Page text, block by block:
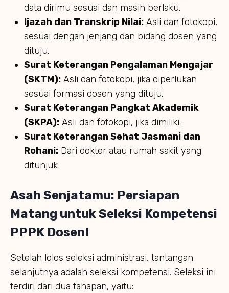
data dirimu sesuai dan masih berlaku.
Ijazah dan Transkrip Nilai: Asli dan fotokopi,
sesuai dengan jenjang dan bidang dosen yang
dituju.
Surat Keterangan Pengalaman Mengajar
(SKTM): Asli dan fotokopi, jika diperlukan
sesuai formasi dosen yang dituju.
Surat Keterangan Pangkat Akademik
(SKPA): Asli dan fotokopi, jika dimiliki.
Surat Keterangan Sehat Jasmani dan
Rohani: Dari dokter atau rumah sakit yang
ditunjuk
Asah Senjatamu: Persiapan
Matang untuk Seleksi Kompetensi
PPPK Dosen!
Setelah lolos seleksi administrasi, tantangan
selanjutnya adalah seleksi kompetensi. Seleksi ini
terdiri dari dua tahapan, yaitu: